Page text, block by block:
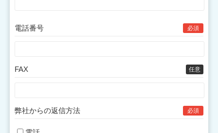
電話番号 必須
FAX 任意
弊社からの返信方法 必須